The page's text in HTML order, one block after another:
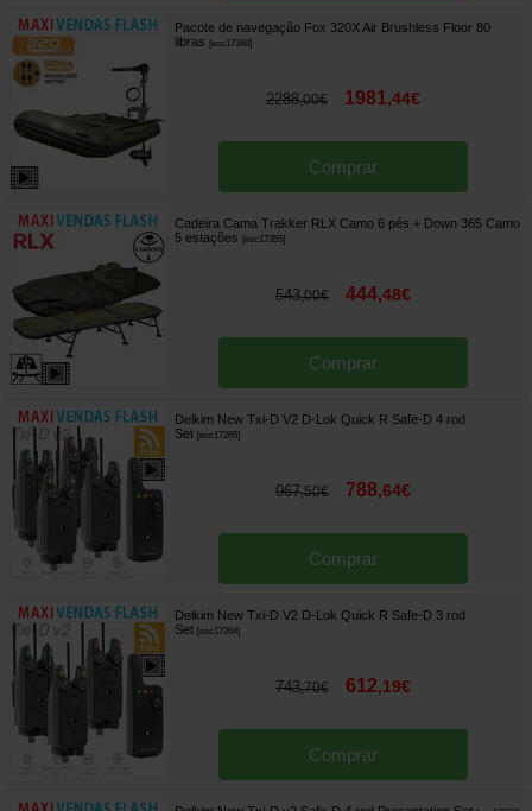
Pacote de navegação Fox 320X Air Brushless Floor 80
libras [esc17368]
2288,00€ 1981,44€
Comprar
Cadeira Cama Trakker RLX Camo 6 pés + Down 365 Camo
5 estações [esc17355]
543,00€ 444,48€
Comprar
Delkim New Txi-D V2 D-Lok Quick R Safe-D 4 rod
Set [esc17265]
967,50€ 788,64€
Comprar
Delkim New Txi-D V2 D-Lok Quick R Safe-D 3 rod
Set [esc17264]
743,70€ 612,19€
Comprar